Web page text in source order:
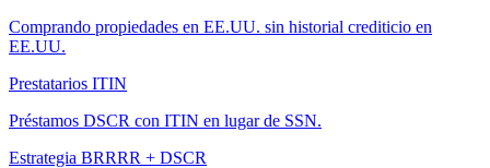
Comprando propiedades en EE.UU. sin historial crediticio en
EE.UU.
Prestatarios ITIN
Préstamos DSCR con ITIN en lugar de SSN.
Estrategia BRRRR + DSCR